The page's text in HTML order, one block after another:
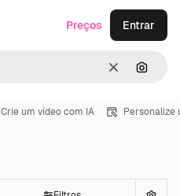
Limpar
Preços Entrar
Crie um vídeo com IA Personalize